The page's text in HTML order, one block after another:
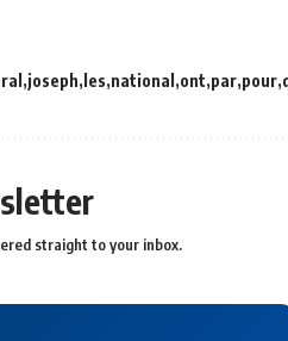
joseph les national ont par pour
straight to your inbox.